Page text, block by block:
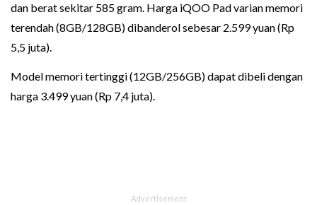
dan berat sekitar 585 gram. Harga iQOO Pad varian memori
terendah (8GB/128GB) dibanderol sebesar 2.599 yuan (Rp
5,5 juta).
Model memori tertinggi (12GB/256GB) dapat dibeli dengan
harga 3.499 yuan (Rp 7,4 juta).